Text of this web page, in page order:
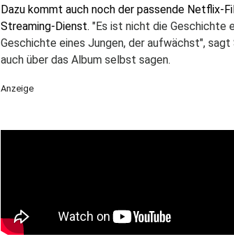
Dazu kommt auch noch der passende Netflix-
Streaming-Dienst. "Es ist nicht die Geschichte
Geschichte eines Jungen, der aufwächst", sagt
auch über das Album selbst sagen.
Anzeige